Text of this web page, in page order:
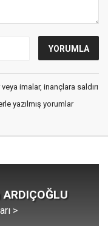
imalar, inançlara saldırı
yazılmış yorumlar
>